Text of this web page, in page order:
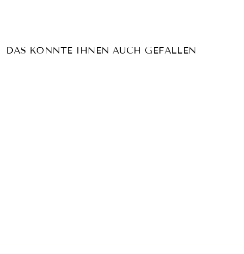
DAS KÖNNTE IHNEN AUCH GEFALLEN